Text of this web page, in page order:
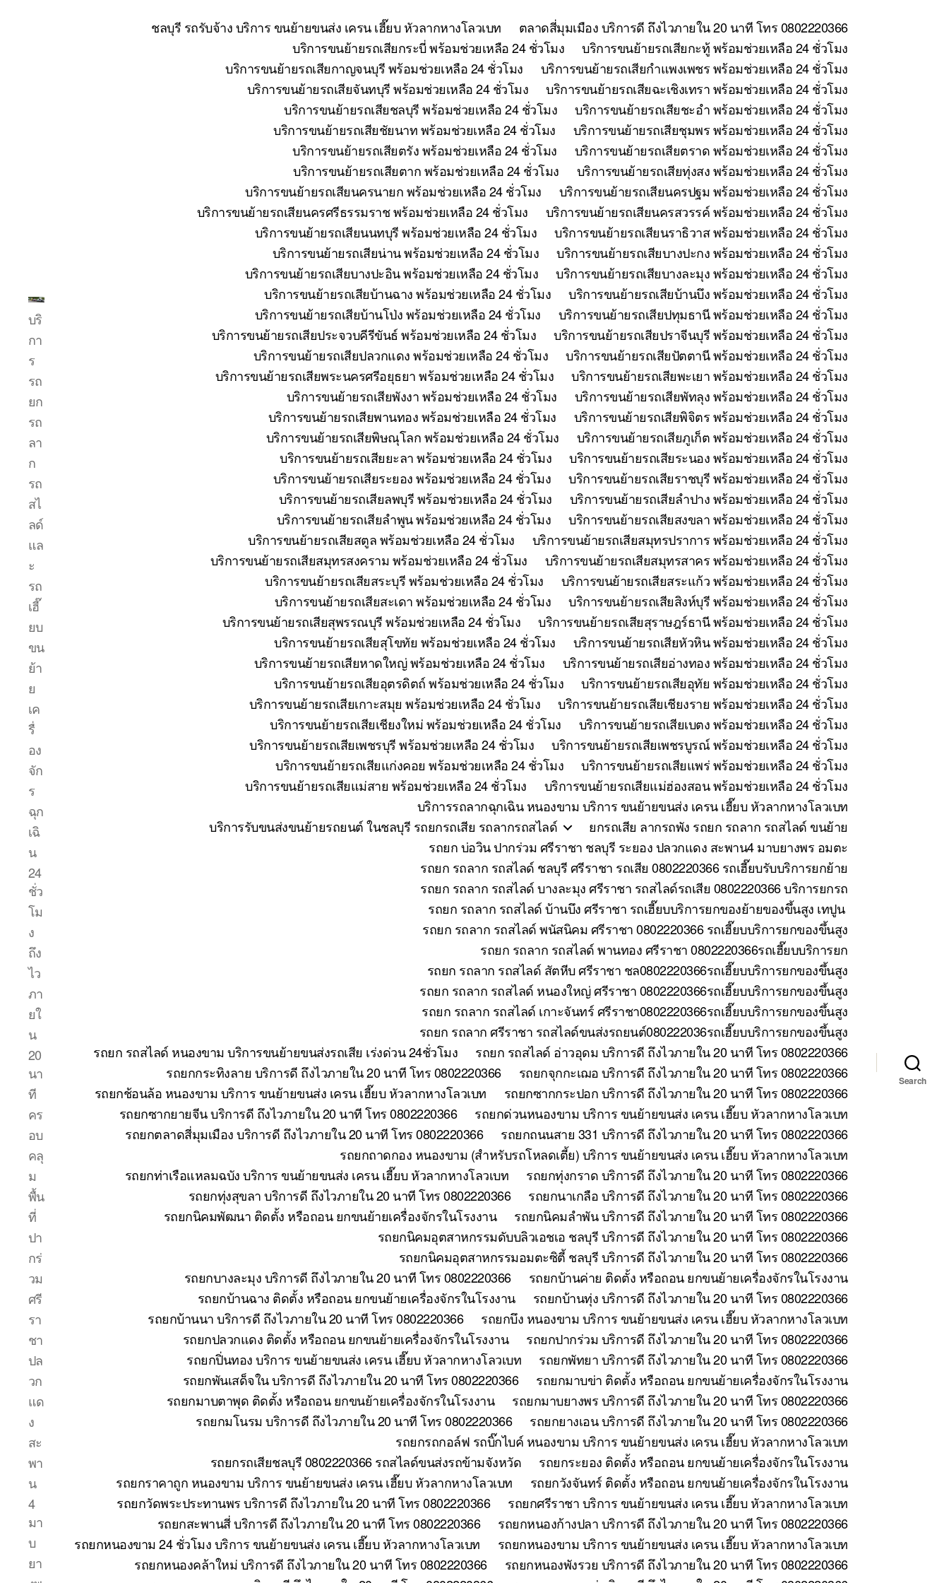
โต้ง
รถยก
บ่อ
วิน
ปาก
ร่วม
ศรีราชา
|
รถ
สไลด์
รถ
เฮี๊ยบ
24
ชม.
บริ
กา
ร
รถ
ยก
รถ
ลา
ก
รถ
สไ
ลด์
แล
ะ
รถ
เฮี๊
ยบ
ขน
ย้า
ย
เค
รื่
อง
จัก
ร
ฉุก
เฉิ
น
24
ชั่ว
โม
ง
ถึง
ไว
ภา
ยใ
น
20
นา
ที
คร
อบ
คลุ
ม
พื้น
ที่
ปา
กร่
วม
ศรี
รา
ชา
ปล
วก
แด
ง
สะ
พา
น
4
มา
บ
ยา
ชลบุรี รถรับจ้าง บริการ ขนย้ายขนส่ง เครน เฮี๊ยบ หัวลากหางโลวเบท
ตลาดสี่มุมเมือง บริการดี ถึงไวภายใน 20 นาที โทร 0802220366
บริการขนย้ายรถเสียกระบี่ พร้อมช่วยเหลือ 24 ชั่วโมง
บริการขนย้ายรถเสียกะทู้ พร้อมช่วยเหลือ 24 ชั่วโมง
บริการขนย้ายรถเสียกาญจนบุรี พร้อมช่วยเหลือ 24 ชั่วโมง
บริการขนย้ายรถเสียกำแพงเพชร พร้อมช่วยเหลือ 24 ชั่วโมง
บริการขนย้ายรถเสียจันทบุรี พร้อมช่วยเหลือ 24 ชั่วโมง
บริการขนย้ายรถเสียฉะเชิงเทรา พร้อมช่วยเหลือ 24 ชั่วโมง
บริการขนย้ายรถเสียชลบุรี พร้อมช่วยเหลือ 24 ชั่วโมง
บริการขนย้ายรถเสียชะอำ พร้อมช่วยเหลือ 24 ชั่วโมง
บริการขนย้ายรถเสียชัยนาท พร้อมช่วยเหลือ 24 ชั่วโมง
บริการขนย้ายรถเสียชุมพร พร้อมช่วยเหลือ 24 ชั่วโมง
บริการขนย้ายรถเสียตรัง พร้อมช่วยเหลือ 24 ชั่วโมง
บริการขนย้ายรถเสียตราด พร้อมช่วยเหลือ 24 ชั่วโมง
บริการขนย้ายรถเสียตาก พร้อมช่วยเหลือ 24 ชั่วโมง
บริการขนย้ายรถเสียทุ่งสง พร้อมช่วยเหลือ 24 ชั่วโมง
บริการขนย้ายรถเสียนครนายก พร้อมช่วยเหลือ 24 ชั่วโมง
บริการขนย้ายรถเสียนครปฐม พร้อมช่วยเหลือ 24 ชั่วโมง
บริการขนย้ายรถเสียนครศรีธรรมราช พร้อมช่วยเหลือ 24 ชั่วโมง
บริการขนย้ายรถเสียนครสวรรค์ พร้อมช่วยเหลือ 24 ชั่วโมง
บริการขนย้ายรถเสียนนทบุรี พร้อมช่วยเหลือ 24 ชั่วโมง
บริการขนย้ายรถเสียนราธิวาส พร้อมช่วยเหลือ 24 ชั่วโมง
บริการขนย้ายรถเสียน่าน พร้อมช่วยเหลือ 24 ชั่วโมง
บริการขนย้ายรถเสียบางปะกง พร้อมช่วยเหลือ 24 ชั่วโมง
บริการขนย้ายรถเสียบางปะอิน พร้อมช่วยเหลือ 24 ชั่วโมง
บริการขนย้ายรถเสียบางละมุง พร้อมช่วยเหลือ 24 ชั่วโมง
บริการขนย้ายรถเสียบ้านฉาง พร้อมช่วยเหลือ 24 ชั่วโมง
บริการขนย้ายรถเสียบ้านบึง พร้อมช่วยเหลือ 24 ชั่วโมง
บริการขนย้ายรถเสียบ้านโป่ง พร้อมช่วยเหลือ 24 ชั่วโมง
บริการขนย้ายรถเสียปทุมธานี พร้อมช่วยเหลือ 24 ชั่วโมง
บริการขนย้ายรถเสียประจวบคีรีขันธ์ พร้อมช่วยเหลือ 24 ชั่วโมง
บริการขนย้ายรถเสียปราจีนบุรี พร้อมช่วยเหลือ 24 ชั่วโมง
บริการขนย้ายรถเสียปลวกแดง พร้อมช่วยเหลือ 24 ชั่วโมง
บริการขนย้ายรถเสียปัตตานี พร้อมช่วยเหลือ 24 ชั่วโมง
บริการขนย้ายรถเสียพระนครศรีอยุธยา พร้อมช่วยเหลือ 24 ชั่วโมง
บริการขนย้ายรถเสียพะเยา พร้อมช่วยเหลือ 24 ชั่วโมง
บริการขนย้ายรถเสียพังงา พร้อมช่วยเหลือ 24 ชั่วโมง
บริการขนย้ายรถเสียพัทลุง พร้อมช่วยเหลือ 24 ชั่วโมง
บริการขนย้ายรถเสียพานทอง พร้อมช่วยเหลือ 24 ชั่วโมง
บริการขนย้ายรถเสียพิจิตร พร้อมช่วยเหลือ 24 ชั่วโมง
บริการขนย้ายรถเสียพิษณุโลก พร้อมช่วยเหลือ 24 ชั่วโมง
บริการขนย้ายรถเสียภูเก็ต พร้อมช่วยเหลือ 24 ชั่วโมง
บริการขนย้ายรถเสียยะลา พร้อมช่วยเหลือ 24 ชั่วโมง
บริการขนย้ายรถเสียระนอง พร้อมช่วยเหลือ 24 ชั่วโมง
บริการขนย้ายรถเสียระยอง พร้อมช่วยเหลือ 24 ชั่วโมง
บริการขนย้ายรถเสียราชบุรี พร้อมช่วยเหลือ 24 ชั่วโมง
บริการขนย้ายรถเสียลพบุรี พร้อมช่วยเหลือ 24 ชั่วโมง
บริการขนย้ายรถเสียลำปาง พร้อมช่วยเหลือ 24 ชั่วโมง
บริการขนย้ายรถเสียลำพูน พร้อมช่วยเหลือ 24 ชั่วโมง
บริการขนย้ายรถเสียสงขลา พร้อมช่วยเหลือ 24 ชั่วโมง
บริการขนย้ายรถเสียสตูล พร้อมช่วยเหลือ 24 ชั่วโมง
บริการขนย้ายรถเสียสมุทรปราการ พร้อมช่วยเหลือ 24 ชั่วโมง
บริการขนย้ายรถเสียสมุทรสงคราม พร้อมช่วยเหลือ 24 ชั่วโมง
บริการขนย้ายรถเสียสมุทรสาคร พร้อมช่วยเหลือ 24 ชั่วโมง
บริการขนย้ายรถเสียสระบุรี พร้อมช่วยเหลือ 24 ชั่วโมง
บริการขนย้ายรถเสียสระแก้ว พร้อมช่วยเหลือ 24 ชั่วโมง
บริการขนย้ายรถเสียสะเดา พร้อมช่วยเหลือ 24 ชั่วโมง
บริการขนย้ายรถเสียสิงห์บุรี พร้อมช่วยเหลือ 24 ชั่วโมง
บริการขนย้ายรถเสียสุพรรณบุรี พร้อมช่วยเหลือ 24 ชั่วโมง
บริการขนย้ายรถเสียสุราษฎร์ธานี พร้อมช่วยเหลือ 24 ชั่วโมง
บริการขนย้ายรถเสียสุโขทัย พร้อมช่วยเหลือ 24 ชั่วโมง
บริการขนย้ายรถเสียหัวหิน พร้อมช่วยเหลือ 24 ชั่วโมง
บริการขนย้ายรถเสียหาดใหญ่ พร้อมช่วยเหลือ 24 ชั่วโมง
บริการขนย้ายรถเสียอ่างทอง พร้อมช่วยเหลือ 24 ชั่วโมง
บริการขนย้ายรถเสียอุตรดิตถ์ พร้อมช่วยเหลือ 24 ชั่วโมง
บริการขนย้ายรถเสียอุทัย พร้อมช่วยเหลือ 24 ชั่วโมง
บริการขนย้ายรถเสียเกาะสมุย พร้อมช่วยเหลือ 24 ชั่วโมง
บริการขนย้ายรถเสียเชียงราย พร้อมช่วยเหลือ 24 ชั่วโมง
บริการขนย้ายรถเสียเชียงใหม่ พร้อมช่วยเหลือ 24 ชั่วโมง
บริการขนย้ายรถเสียเบตง พร้อมช่วยเหลือ 24 ชั่วโมง
บริการขนย้ายรถเสียเพชรบุรี พร้อมช่วยเหลือ 24 ชั่วโมง
บริการขนย้ายรถเสียเพชรบูรณ์ พร้อมช่วยเหลือ 24 ชั่วโมง
บริการขนย้ายรถเสียแก่งคอย พร้อมช่วยเหลือ 24 ชั่วโมง
บริการขนย้ายรถเสียแพร่ พร้อมช่วยเหลือ 24 ชั่วโมง
บริการขนย้ายรถเสียแม่สาย พร้อมช่วยเหลือ 24 ชั่วโมง
บริการขนย้ายรถเสียแม่ฮ่องสอน พร้อมช่วยเหลือ 24 ชั่วโมง
บริการรถลากฉุกเฉิน หนองขาม บริการ ขนย้ายขนส่ง เครน เฮี๊ยบ หัวลากหางโลวเบท
บริการรับขนส่งขนย้ายรถยนต์ ในชลบุรี รถยกรถเสีย รถลากรถสไลด์
ยกรถเสีย ลากรถพัง รถยก รถลาก รถสไลด์ ขนย้าย
รถยก บ่อวิน ปากร่วม ศรีราชา ชลบุรี ระยอง ปลวกแดง สะพาน4 มาบยางพร อมตะ
รถยก รถลาก รถสไลด์ ชลบุรี ศรีราชา รถเสีย 0802220366 รถเฮี๊ยบรับบริการยกย้าย
รถยก รถลาก รถสไลด์ บางละมุง ศรีราชา รถสไลด์รถเสีย 0802220366 บริการยกรถ
รถยก รถลาก รถสไลด์ บ้านบึง ศรีราชา รถเฮี๊ยบบริการยกของย้ายของขึ้นสูง เทปูน
รถยก รถลาก รถสไลด์ พนัสนิคม ศรีราชา 0802220366 รถเฮี๊ยบบริการยกของขึ้นสูง
รถยก รถลาก รถสไลด์ พานทอง ศรีราชา 0802220366รถเฮี๊ยบบริการยก
รถยก รถลาก รถสไลด์ สัตหีบ ศรีราชา ชล0802220366รถเฮี๊ยบบริการยกของขึ้นสูง
รถยก รถลาก รถสไลด์ หนองใหญ่ ศรีราชา 0802220366รถเฮี๊ยบบริการยกของขึ้นสูง
รถยก รถลาก รถสไลด์ เกาะจันทร์ ศรีราชา0802220366รถเฮี๊ยบบริการยกของขึ้นสูง
รถยก รถลาก ศรีราชา รถสไลด์ขนส่งรถยนต์080222036รถเฮี๊ยบบริการยกของขึ้นสูง
รถยก รถสไลด์ หนองขาม บริการขนย้ายขนส่งรถเสีย เร่งด่วน 24ชั่วโมง
รถยก รถสไลด์ อ่าวอุดม บริการดี ถึงไวภายใน 20 นาที โทร 0802220366
รถยกกระทิงลาย บริการดี ถึงไวภายใน 20 นาที โทร 0802220366
รถยกจุกกะเฌอ บริการดี ถึงไวภายใน 20 นาที โทร 0802220366
รถยกช้อนล้อ หนองขาม บริการ ขนย้ายขนส่ง เครน เฮี๊ยบ หัวลากหางโลวเบท
รถยกซากกระปอก บริการดี ถึงไวภายใน 20 นาที โทร 0802220366
รถยกซากยายจีน บริการดี ถึงไวภายใน 20 นาที โทร 0802220366
รถยกด่วนหนองขาม บริการ ขนย้ายขนส่ง เครน เฮี๊ยบ หัวลากหางโลวเบท
รถยกตลาดสี่มุมเมือง บริการดี ถึงไวภายใน 20 นาที โทร 0802220366
รถยกถนนสาย 331 บริการดี ถึงไวภายใน 20 นาที โทร 0802220366
รถยกถาดกอง หนองขาม (สำหรับรถโหลดเตี้ย) บริการ ขนย้ายขนส่ง เครน เฮี๊ยบ หัวลากหางโลวเบท
รถยกท่าเรือแหลมฉบัง บริการ ขนย้ายขนส่ง เครน เฮี๊ยบ หัวลากหางโลวเบท
รถยกทุ่งกราด บริการดี ถึงไวภายใน 20 นาที โทร 0802220366
รถยกทุ่งสุขลา บริการดี ถึงไวภายใน 20 นาที โทร 0802220366
รถยกนาเกลือ บริการดี ถึงไวภายใน 20 นาที โทร 0802220366
รถยกนิคมพัฒนา ติดตั้ง หรือถอน ยกขนย้ายเครื่องจักรในโรงงาน
รถยกนิคมลำพัน บริการดี ถึงไวภายใน 20 นาที โทร 0802220366
รถยกนิคมอุตสาหกรรมดับบลิวเอชเอ ชลบุรี บริการดี ถึงไวภายใน 20 นาที โทร 0802220366
รถยกนิคมอุตสาหกรรมอมตะซิตี้ ชลบุรี บริการดี ถึงไวภายใน 20 นาที โทร 0802220366
รถยกบางละมุง บริการดี ถึงไวภายใน 20 นาที โทร 0802220366
รถยกบ้านค่าย ติดตั้ง หรือถอน ยกขนย้ายเครื่องจักรในโรงงาน
รถยกบ้านฉาง ติดตั้ง หรือถอน ยกขนย้ายเครื่องจักรในโรงงาน
รถยกบ้านทุ่ง บริการดี ถึงไวภายใน 20 นาที โทร 0802220366
รถยกบ้านนา บริการดี ถึงไวภายใน 20 นาที โทร 0802220366
รถยกบึง หนองขาม บริการ ขนย้ายขนส่ง เครน เฮี๊ยบ หัวลากหางโลวเบท
รถยกปลวกแดง ติดตั้ง หรือถอน ยกขนย้ายเครื่องจักรในโรงงาน
รถยกปากร่วม บริการดี ถึงไวภายใน 20 นาที โทร 0802220366
รถยกปิ่นทอง บริการ ขนย้ายขนส่ง เครน เฮี๊ยบ หัวลากหางโลวเบท
รถยกพัทยา บริการดี ถึงไวภายใน 20 นาที โทร 0802220366
รถยกพันเสด็จใน บริการดี ถึงไวภายใน 20 นาที โทร 0802220366
รถยกมาบข่า ติดตั้ง หรือถอน ยกขนย้ายเครื่องจักรในโรงงาน
รถยกมาบตาพุด ติดตั้ง หรือถอน ยกขนย้ายเครื่องจักรในโรงงาน
รถยกมาบยางพร บริการดี ถึงไวภายใน 20 นาที โทร 0802220366
รถยกมโนรม บริการดี ถึงไวภายใน 20 นาที โทร 0802220366
รถยกยางเอน บริการดี ถึงไวภายใน 20 นาที โทร 0802220366
รถยกรถกอล์ฟ รถบิ๊กไบค์ หนองขาม บริการ ขนย้ายขนส่ง เครน เฮี๊ยบ หัวลากหางโลวเบท
รถยกรถเสียชลบุรี 0802220366 รถสไลด์ขนส่งรถข้ามจังหวัด
รถยกระยอง ติดตั้ง หรือถอน ยกขนย้ายเครื่องจักรในโรงงาน
รถยกราคาถูก หนองขาม บริการ ขนย้ายขนส่ง เครน เฮี๊ยบ หัวลากหางโลวเบท
รถยกวังจันทร์ ติดตั้ง หรือถอน ยกขนย้ายเครื่องจักรในโรงงาน
รถยกวัดพระประทานพร บริการดี ถึงไวภายใน 20 นาที โทร 0802220366
รถยกศรีราชา บริการ ขนย้ายขนส่ง เครน เฮี๊ยบ หัวลากหางโลวเบท
รถยกสะพานสี่ บริการดี ถึงไวภายใน 20 นาที โทร 0802220366
รถยกหนองก้างปลา บริการดี ถึงไวภายใน 20 นาที โทร 0802220366
รถยกหนองขาม 24 ชั่วโมง บริการ ขนย้ายขนส่ง เครน เฮี๊ยบ หัวลากหางโลวเบท
รถยกหนองขาม บริการ ขนย้ายขนส่ง เครน เฮี๊ยบ หัวลากหางโลวเบท
รถยกหนองคล้าใหม่ บริการดี ถึงไวภายใน 20 นาที โทร 0802220366
รถยกหนองพังรวย บริการดี ถึงไวภายใน 20 นาที โทร 0802220366
Search